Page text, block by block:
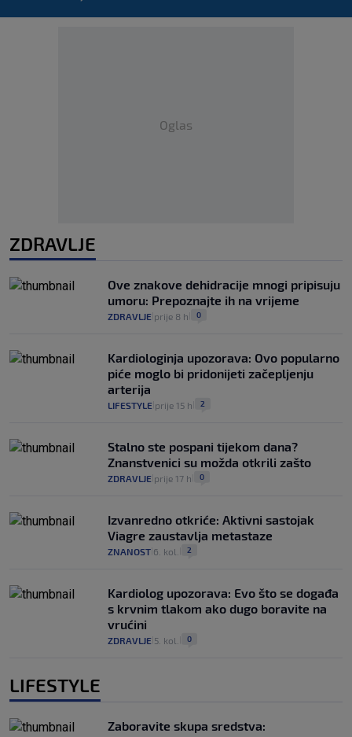
Oglas
ZDRAVLJE
Ove znakove dehidracije mnogi pripisuju
umoru: Prepoznajte ih na vrijeme
ZDRAVLJE prije 8 h 0
Kardiologinja upozorava: Ovo popularno
piće moglo bi pridonijeti začepljenju
arterija
LIFESTYLE prije 15 h 2
Stalno ste pospani tijekom dana?
Znanstvenici su možda otkrili zašto
ZDRAVLJE prije 17 h 0
Izvanredno otkriće: Aktivni sastojak
Viagre zaustavlja metastaze
ZNANOST 6. kol. 2
Kardiolog upozorava: Evo što se događa
s krvnim tlakom ako dugo boravite na
vrućini
ZDRAVLJE 5. kol. 0
LIFESTYLE
Zaboravite skupa sredstva: